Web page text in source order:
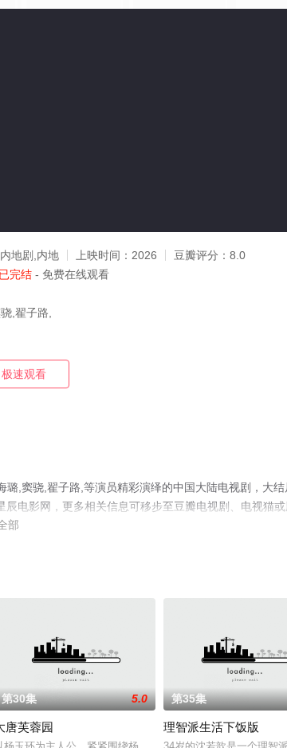
地剧,内地 上映时间： 2026 豆瓣评分： 8.0
完结 - 免费在线观看
,翟子路,
极速观看
,窦骁,翟子路,等演员精彩演绎的中国大陆电视剧，大
电影网，更多相关信息可移步至豆瓣电视剧、电视猫
部
件改编的。
是５月１０日在沈阳市棋盘山拍摄完成的。
第30集 5.0
唐芙蓉园
杨玉环为主人公，紧紧围绕杨玉环的情感起伏、命运转折而
第35集
理智派生活下饭版
34岁的沈若歆是一个理智